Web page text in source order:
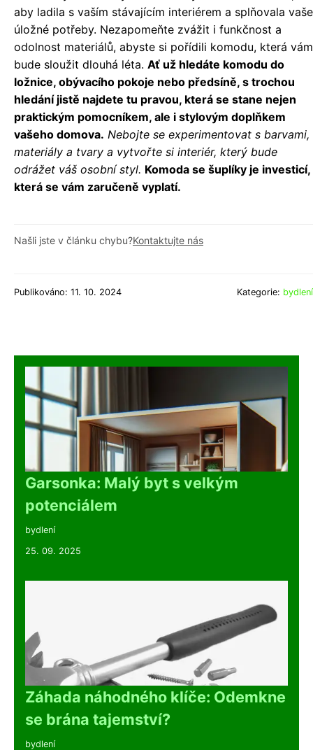
aby ladila s vaším stávajícím interiérem a splňovala vaše
úložné potřeby. Nezapomeňte zvážit i funkčnost a
odolnost materiálů, abyste si pořídili komodu, která vám
bude sloužit dlouhá léta. Ať už hledáte komodu do
ložnice, obývacího pokoje nebo předsíně, s trochou
hledání jistě najdete tu pravou, která se stane nejen
praktickým pomocníkem, ale i stylovým doplňkem
vašeho domova. Nebojte se experimentovat s barvami,
materiály a tvary a vytvořte si interiér, který bude
odrážet váš osobní styl. Komoda se šuplíky je investicí,
která se vám zaručeně vyplatí.
Našli jste v článku chybu?Kontaktujte nás
Publikováno: 11. 10. 2024 Kategorie: bydlení
Garsonka: Malý byt s velkým
potenciálem
bydlení
25. 09. 2025
Záhada náhodného klíče: Odemkne
se brána tajemství?
bydlení